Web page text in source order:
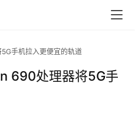
手机拉入更便宜的轨道
690处理器将5G手